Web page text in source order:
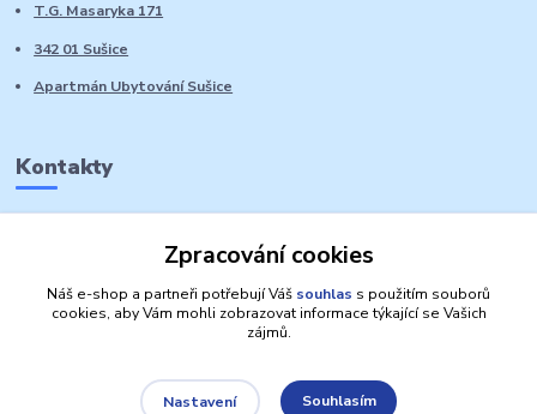
T.G. Masaryka 171
342 01 Sušice
Apartmán Ubytování Sušice
Kontakty
Zpracování cookies
Náš e-shop a partneři potřebují Váš souhlas s použitím souborů
cookies, aby Vám mohli zobrazovat informace týkající se Vašich
zájmů.
Nastavení Souhlasím